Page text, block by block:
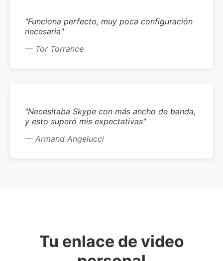
"Funciona perfecto, muy poca configuración
necesaria"
— Tor Torrance
"Necesitaba Skype con más ancho de banda,
y esto superó mis expectativas"
— Armand Angelucci
Tu enlace de video